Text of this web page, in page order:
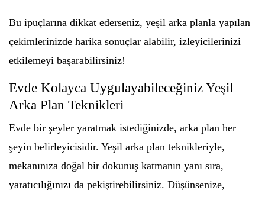
Bu ipuçlarına dikkat ederseniz, yeşil arka planla yapılan
çekimlerinizde harika sonuçlar alabilir, izleyicilerinizi
etkilemeyi başarabilirsiniz!
Evde Kolayca Uygulayabileceğiniz Yeşil
Arka Plan Teknikleri
Evde bir şeyler yaratmak istediğinizde, arka plan her
şeyin belirleyicisidir. Yeşil arka plan teknikleriyle,
mekanınıza doğal bir dokunuş katmanın yanı sıra,
yaratıcılığınızı da pekiştirebilirsiniz. Düşünsenize,